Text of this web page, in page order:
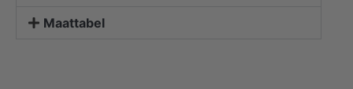
Maattabel